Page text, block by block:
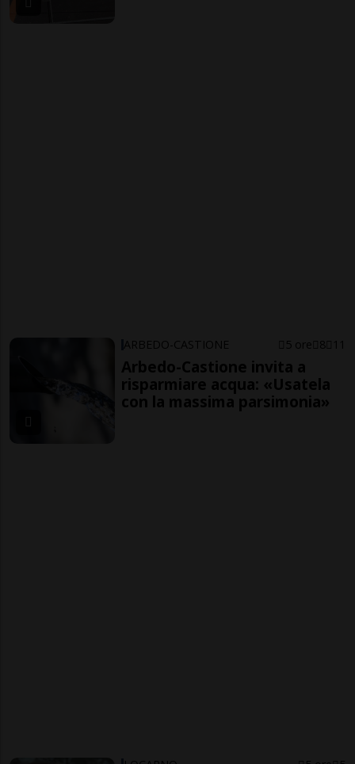
ARBEDO-CASTIONE 5 ore 8 11
Arbedo-Castione invita a
risparmiare acqua: «Usatela
con la massima parsimonia»